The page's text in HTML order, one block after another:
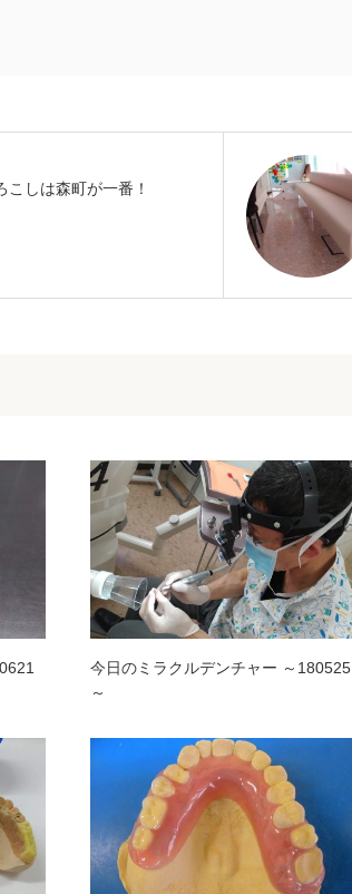
こしは森町が一番！
今日のミラクルデンチャー ～180525
～